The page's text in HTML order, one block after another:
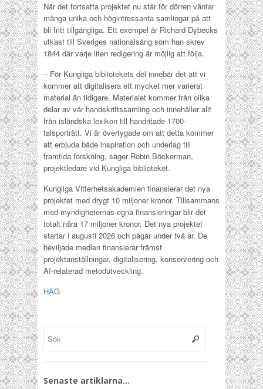
När det fortsatta projektet nu står för dörren väntar
många unika och högintressanta samlingar på att
bli fritt tillgängliga. Ett exempel är Richard Dybecks
utkast till Sveriges nationalsång som han skrev
1844 där varje liten redigering är möjlig att följa.
– För Kungliga bibliotekets del innebär det att vi
kommer att digitalisera ett mycket mer varierat
material än tidigare. Materialet kommer från olika
delar av vår handskriftssamling och innehåller allt
från isländska lexikon till handritade 1700-
talsporträtt. Vi är övertygade om att detta kommer
att erbjuda både inspiration och underlag till
framtida forskning, säger Robin Böckerman,
projektledare vid Kungliga biblioteket.
Kungliga Vitterhetsakademien finansierar det nya
projektet med drygt 10 miljoner kronor. Tillsammans
med myndigheternas egna finansieringar blir det
totalt nära 17 miljoner kronor. Det nya projektet
startar i augusti 2026 och pågår under två år. De
beviljade medlen finansierar främst
projektanställningar, digitalisering, konservering och
AI-relaterad metodutveckling.
HAG
Senaste artiklarna…